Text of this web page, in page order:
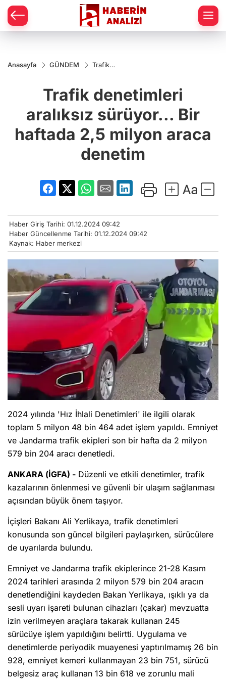
Anasayfa GÜNDEM
Trafik
sürüyor...
Bir haftada
araca
denetim
Trafik denetimleri
aralıksız sürüyor... Bir
haftada 2,5 milyon araca
denetim
Haber Giriş Tarihi: 01.12.2024 09:42
Haber Güncellenme Tarihi: 01.12.2024 09:42
Kaynak: Haber merkezi
2024 yılında 'Hız İhlali Denetimleri' ile ilgili olarak
toplam 5 milyon 48 bin 464 adet işlem yapıldı. Emniyet
ve Jandarma trafik ekipleri son bir hafta da 2 milyon
579 bin 204 aracı denetledi.
ANKARA (İGFA) - Düzenli ve etkili denetimler, trafik
kazalarının önlenmesi ve güvenli bir ulaşım sağlanması
açısından büyük önem taşıyor.
İçişleri Bakanı Ali Yerlikaya, trafik denetimleri
konusunda son güncel bilgileri paylaşırken, sürücülere
de uyarılarda bulundu.
Emniyet ve Jandarma trafik ekiplerince 21-28 Kasım
2024 tarihleri arasında 2 milyon 579 bin 204 aracın
denetlendiğini kaydeden Bakan Yerlikaya, ışıklı ya da
sesli uyarı işareti bulunan cihazları (çakar) mevzuatta
izin verilmeyen araçlara takarak kullanan 245
sürücüye işlem yapıldığını belirtti. Uygulama ve
denetimlerde periyodik muayenesi yaptırılmamış 26 bin
928, emniyet kemeri kullanmayan 23 bin 751, sürücü
belgesiz araç kullanan 13 bin 618 ve zorunlu mali